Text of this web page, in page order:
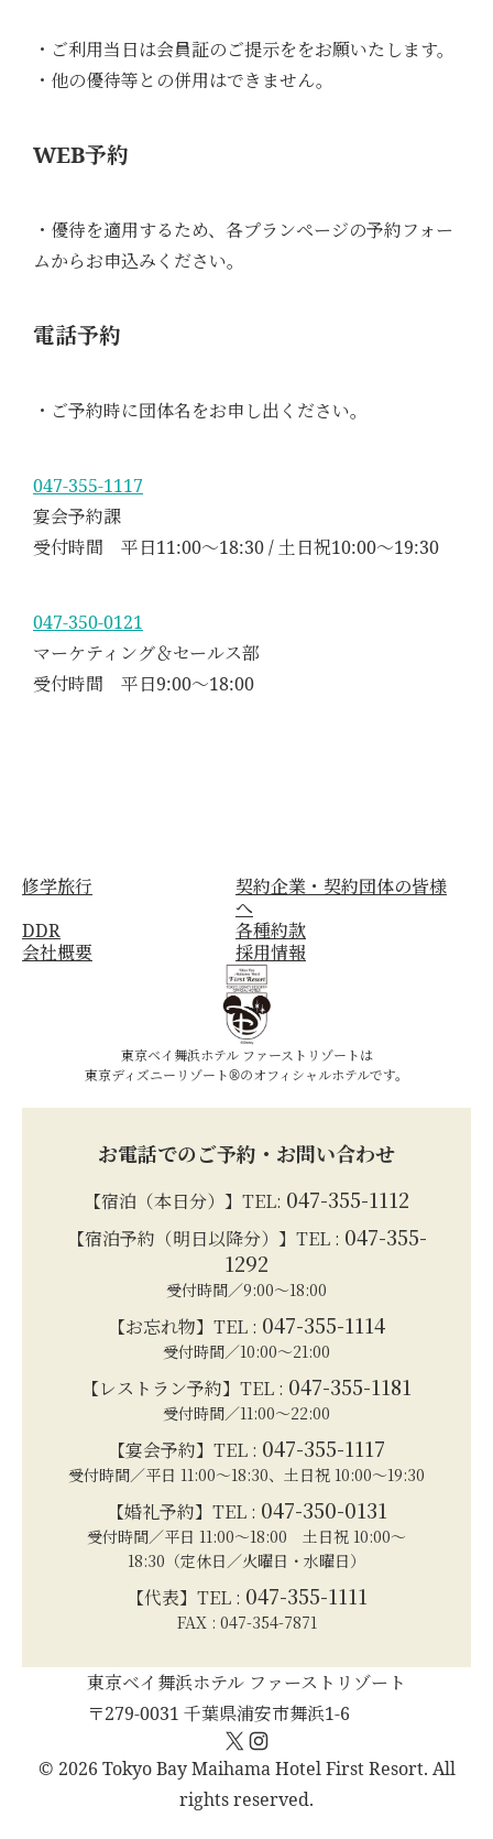
・ご利用当日は会員証のご提示ををお願いたします。
・他の優待等との併用はできません。
WEB予約
・優待を適用するため、各プランページの予約フォー
ムからお申込みください。
電話予約
・ご予約時に団体名をお申し出ください。
047-355-1117
宴会予約課
受付時間 平日11:00～18:30 / 土日祝10:00～19:30
047-350-0121
マーケティング＆セールス部
受付時間 平日9:00～18:00
修学旅行
契約企業・契約団体の皆様
へ
DDR
各種約款
会社概要
採用情報
東京ベイ舞浜ホテル ファーストリゾートは
東京ディズニーリゾート®のオフィシャルホテルです。
お電話でのご予約・お問い合わせ
【宿泊（本日分）】TEL: 047-355-1112
【宿泊予約（明日以降分）】TEL : 047-355-
1292
受付時間／9:00～18:00
【お忘れ物】TEL : 047-355-1114
受付時間／10:00～21:00
【レストラン予約】TEL : 047-355-1181
受付時間／11:00～22:00
【宴会予約】TEL : 047-355-1117
受付時間／平日 11:00～18:30、土日祝 10:00～19:30
【婚礼予約】TEL : 047-350-0131
受付時間／平日 11:00～18:00 土日祝 10:00～
18:30（定休日／火曜日・水曜日）
【代表】TEL : 047-355-1111
FAX : 047-354-7871
東京ベイ舞浜ホテル ファーストリゾート
〒279-0031 千葉県浦安市舞浜1-6
X Instagram
© 2026 Tokyo Bay Maihama Hotel First Resort. All
rights reserved.